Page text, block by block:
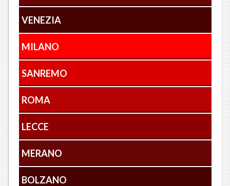
VENEZIA
MILANO
SANREMO
ROMA
LECCE
MERANO
BOLZANO